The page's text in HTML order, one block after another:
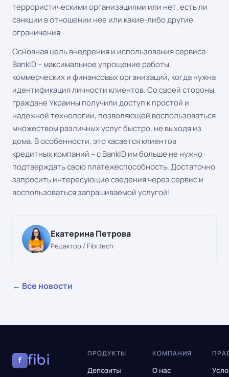
террористическими организациями или нет, есть ли
санкции в отношении нее или какие-либо другие
ограничения.
Основная цель внедрения и использования сервиса
BankID – максимальное упрощение работы
коммерческих и финансовых организаций, когда нужна
идентификация личности клиентов. Со своей стороны,
граждане Украины получили доступ к простой и
надежной технологии, позволяющей воспользоваться
множеством различных услуг быстро, не выходя из
дома. В особенности, это касается клиентов
кредитных компаний – с BankID им больше не нужно
подтверждать свою платежеспособность. Достаточно
запросить интересующие сведения через сервис и
воспользоваться запрашиваемой услугой!
Екатерина Петрова
Редактор / Fibi.tech
← Все новости
f fibi ПРОДУКТЫ
Депозиты
КОМПАНИЯ
О нас